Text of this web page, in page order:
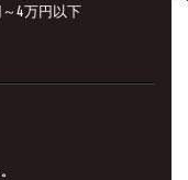
4万円以下